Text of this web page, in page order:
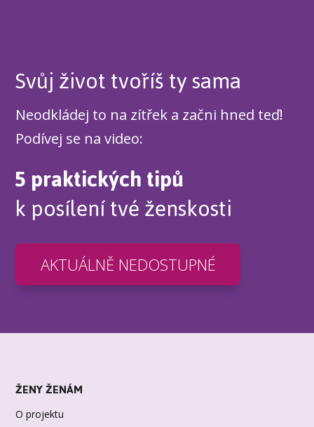
Svůj život tvoříš ty sama
Neodkládej to na zítřek a začni hned teď!
Podívej se na video:
5 praktických tipů
k posílení tvé ženskosti
AKTUÁLNĚ NEDOSTUPNÉ
ŽENY ŽENÁM
O projektu